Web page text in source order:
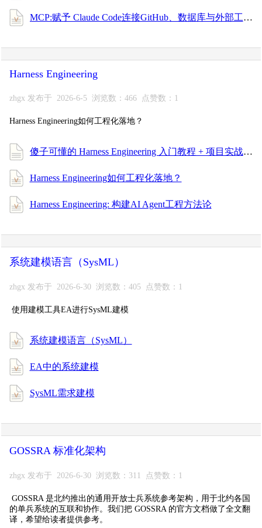
MCP:赋予 Claude Code连接GitHub、数据库与外部工具
Harness Engineering
zhgx 发布于 2026-6-5 浏览数：466 点赞数：1
Harness Engineering如何工程化落地？
傻子可懂的 Harness Engineering 入门教程 + 项目实战，一次搞懂 AI 编程工程化！
Harness Engineering如何工程化落地？
Harness Engineering: 构建AI Agent工程方法论
系统建模语言（SysML）
zhgx 发布于 2026-6-30 浏览数：405 点赞数：1
使用建模工具EA进行SysML建模
系统建模语言（SysML）
EA中的系统建模
SysML需求建模
GOSSRA 标准化架构
zhgx 发布于 2026-6-30 浏览数：311 点赞数：1
GOSSRA 是北约推出的通用开放士兵系统参考架构，用于北约各国
的单兵系统的互联和协作。我们把 GOSSRA 的官方文档做了全文翻
译，希望给读者提供参考。